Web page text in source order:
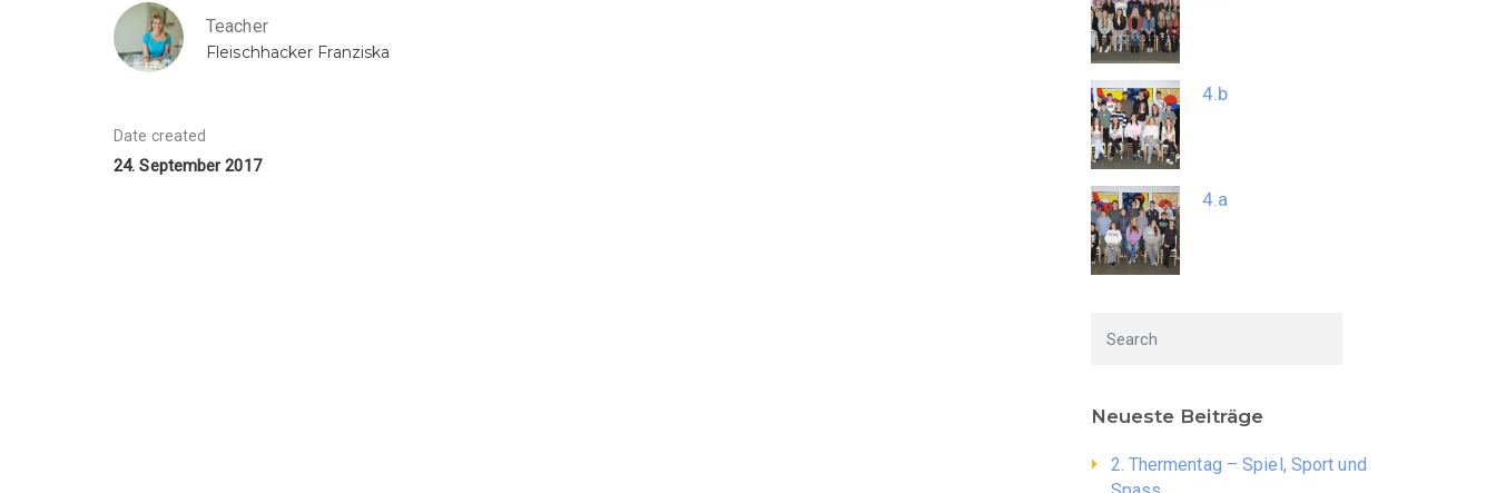
Teacher
Fleischhacker Franziska
Date created
24. September 2017
4.b
4.a
Neueste Beiträge
2. Thermentag – Spiel, Sport und